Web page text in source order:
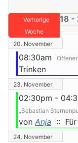
Vorherige
Woche
18 -
20. November
08:30am
Trinken
23. November
02:30pm -
„Sebastian
von Anja :: Für
24. November